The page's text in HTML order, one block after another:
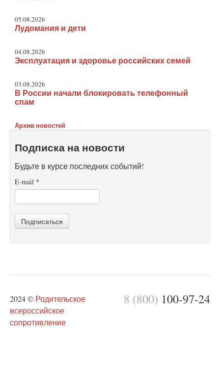
05.08.2026
Лудомания и дети
04.08.2026
Эксплуатация и здоровье российских семей
03.08.2026
В России начали блокировать телефонный
спам
Архив новостей
Подписка на новости
Будьте в курсе последних событий!
E-mail *
Подписаться
8 (800) 100-97-24
2024 © Родительское
всероссийское
сопротивление